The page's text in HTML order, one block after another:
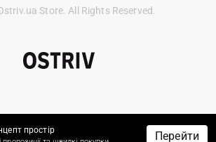
Store. All Rights Reserved.
простір Перейти